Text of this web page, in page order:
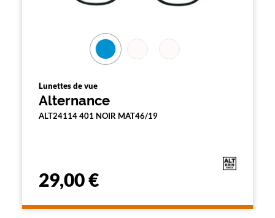
Lunettes de vue
Alternance
ALT24114 401 NOIR MAT46/19
29,00 €